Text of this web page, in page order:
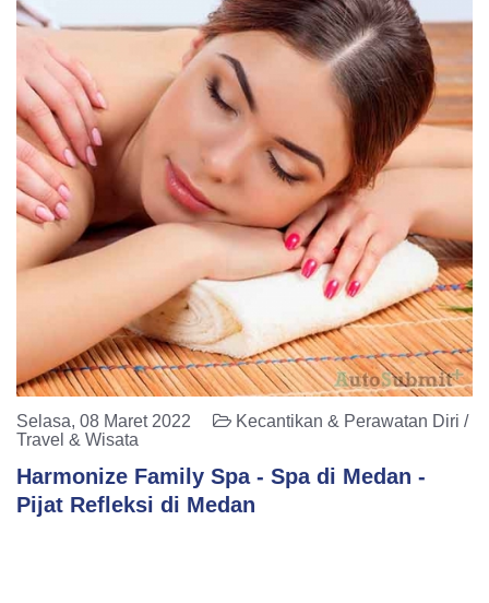
Selasa, 08 Maret 2022
Kecantikan & Perawatan Diri /
Travel & Wisata
Harmonize Family Spa - Spa di Medan -
Pijat Refleksi di Medan